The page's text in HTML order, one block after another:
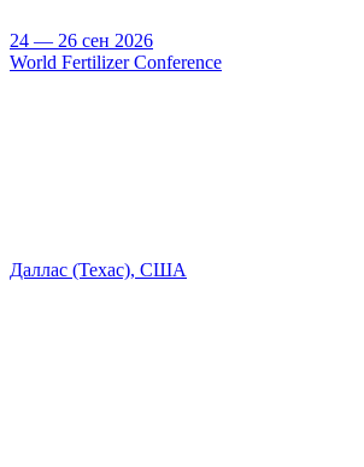
24 — 26 сен 2026
World Fertilizer Conference
Даллас (Техас), США